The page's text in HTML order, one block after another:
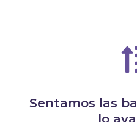
Sentamos las
lo